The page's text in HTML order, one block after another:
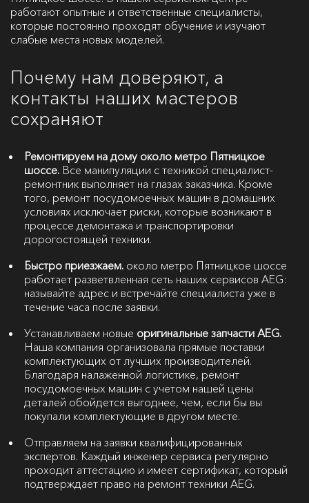
работают опытные и ответственные специалисты,
которые постоянно проходят обучение и изучают
слабые места новых моделей.
Почему нам доверяют, а
контакты наших мастеров
сохраняют
Ремонтируем на дому около метро Пятницкое
шоссе. Все манипуляции с техникой специалист-
ремонтник выполняет на глазах заказчика. Кроме
того, ремонт посудомоечных машин в домашних
условиях исключает риски, которые возникают в
процессе демонтажа и транспортировки
дорогостоящей техники.
Быстро приезжаем. около метро Пятницкое шоссе
работает разветвленная сеть наших сервисов AEG:
называйте адрес и встречайте специалиста уже в
течение часа после заявки.
Устанавливаем новые оригинальные запчасти AEG.
Наша компания организовала прямые поставки
комплектующих от лучших производителей.
Благодаря налаженной логистике, ремонт
посудомоечных машин с учетом нашей цены
деталей обойдется выгоднее, чем, если бы вы
покупали комплектующие в другом месте.
Отправляем на заявки квалифицированных
экспертов. Каждый инженер сервиса регулярно
проходит аттестацию и имеет сертификат, который
подтверждает право на ремонт техники AEG.